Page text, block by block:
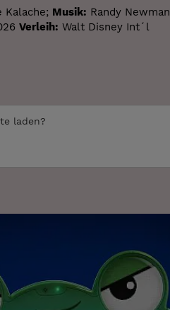
Kalache; Musik: Randy Newman
Verleih: Walt Disney Int´l
laden?